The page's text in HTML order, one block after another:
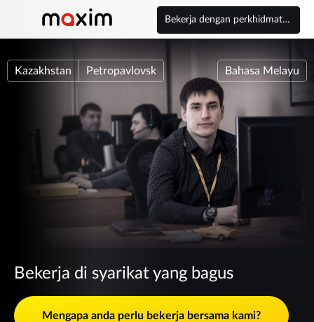
Bekerja dengan perkhidmatan
Kazakhstan Petropavlovsk Bahasa Melayu
Bekerja di syarikat yang bagus
Mengapa anda perlu bekerja bersama kami?